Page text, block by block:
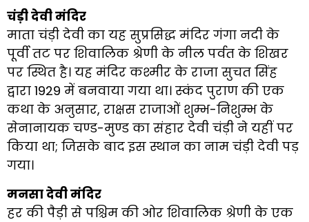
चंड़ी देवी मंदिर
माता चंड़ी देवी का यह सुप्रसिद्ध मंदिर गंगा नदी के
पूर्वी तट पर शिवालिक श्रेणी के नील पर्वत के शिखर
पर स्थित है। यह मंदिर कश्मीर के राजा सुचत सिंह
द्वारा 1929 में बनवाया गया था। स्कंद पुराण की एक
कथा के अनुसार, राक्षस राजाओं शुम्भ-निशुम्भ के
सेनानायक चण्ड-मुण्ड का संहार देवी चंड़ी ने यहीं पर
किया था; जिसके बाद इस स्थान का नाम चंड़ी देवी पड़
गया।
मनसा देवी मंदिर
हर की पैड़ी से पश्चिम की ओर शिवालिक श्रेणी के एक